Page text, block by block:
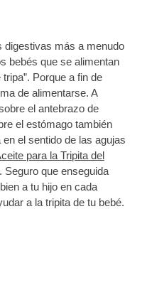
digestivas más a menudo
bebés que se alimentan
Porque a fin de
de alimentarse. A
el antebrazo de
el estómago también
el sentido de las agujas
para la Tripita del
Seguro que enseguida
a tu hijo en cada
a la tripita de tu bebé.